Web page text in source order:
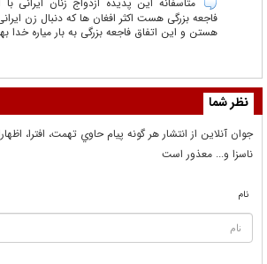
فاجعه بزرگی هست اکثر افغان ها که دنبال زن
هستن و این اتفاق فاجعه بزرگی به بار میاره خدا
نظر شما
جوان آنلاين از انتشار هر گونه پيام حاوي تهمت، افترا،
ناسزا و... معذور است
نام